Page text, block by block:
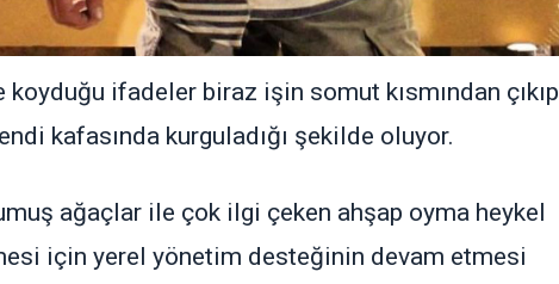
ifadeler biraz işin somut kısmından çıkıp
kafasında kurguladığı şekilde oluyor.
ağaçlar ile çok ilgi çeken ahşap oyma heykel
için yerel yönetim desteğinin devam etmesi